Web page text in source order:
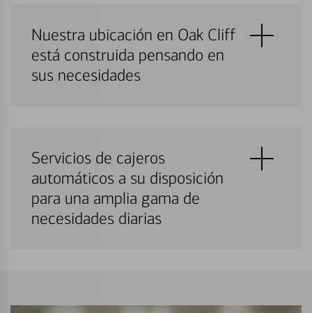
Nuestra ubicación en Oak Cliff
está construida pensando en
sus necesidades
Servicios de cajeros
automáticos a su disposición
para una amplia gama de
necesidades diarias